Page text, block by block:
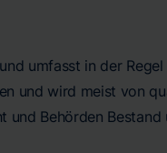
und umfasst in der
und wird meist von
Behörden